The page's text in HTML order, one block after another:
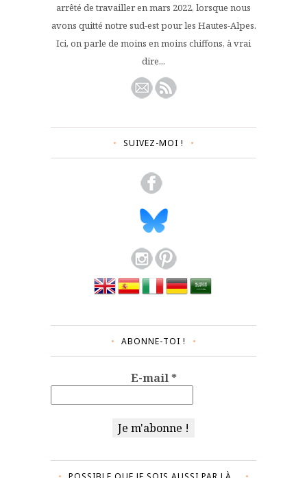
arrêté de travailler en mars 2022, lorsque nous
avons quitté notre sud-est pour les Hautes-Alpes.
Ici, on parle de moins en moins chiffons, à vrai
dire...
SUIVEZ-MOI !
ABONNE-TOI !
E-mail*